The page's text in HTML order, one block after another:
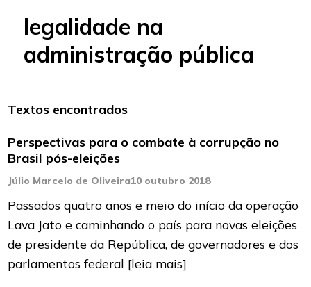
legalidade na
administração pública
Textos encontrados
Perspectivas para o combate à corrupção no
Brasil pós-eleições
Júlio Marcelo de Oliveira10 outubro 2018
Passados quatro anos e meio do início da operação
Lava Jato e caminhando o país para novas eleições
de presidente da República, de governadores e dos
parlamentos federal [leia mais]